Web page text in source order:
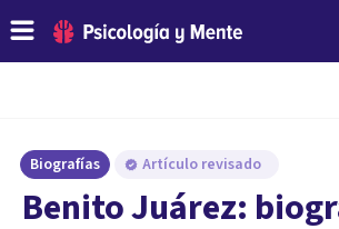
Biografías Artículo revisado
Benito Juárez: